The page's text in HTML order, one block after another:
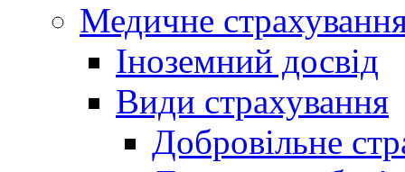
Медичне
Іноземний досвід
Види страхування
Добровільне